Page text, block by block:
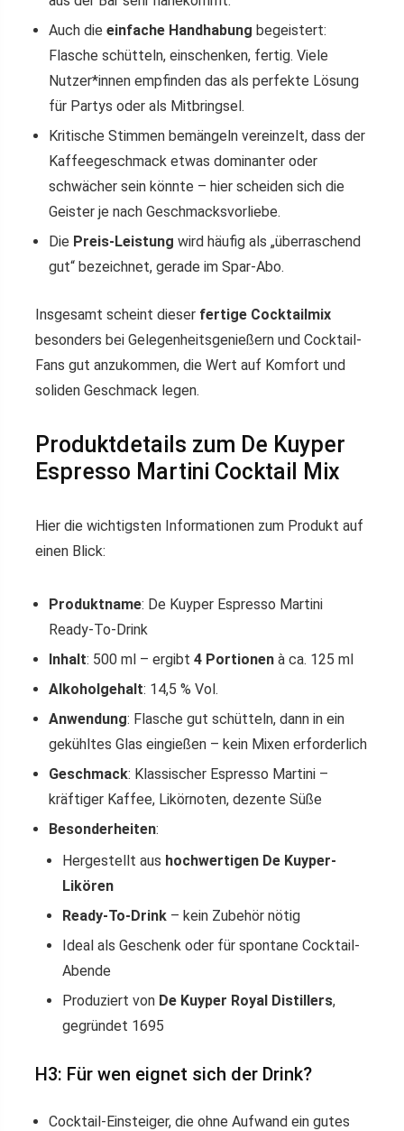
Auch die einfache Handhabung begeistert:
Flasche schütteln, einschenken, fertig. Viele
Nutzer*innen empfinden das als perfekte Lösung
für Partys oder als Mitbringsel.
Kritische Stimmen bemängeln vereinzelt, dass der
Kaffeegeschmack etwas dominanter oder
schwächer sein könnte – hier scheiden sich die
Geister je nach Geschmacksvorliebe.
Die Preis-Leistung wird häufig als „überraschend
gut“ bezeichnet, gerade im Spar-Abo.
Insgesamt scheint dieser fertige Cocktailmix
besonders bei Gelegenheitsgenießern und Cocktail-
Fans gut anzukommen, die Wert auf Komfort und
soliden Geschmack legen.
Produktdetails zum De Kuyper
Espresso Martini Cocktail Mix
Hier die wichtigsten Informationen zum Produkt auf
einen Blick:
Produktname: De Kuyper Espresso Martini
Ready-To-Drink
Inhalt: 500 ml – ergibt 4 Portionen à ca. 125 ml
Alkoholgehalt: 14,5 % Vol.
Anwendung: Flasche gut schütteln, dann in ein
gekühltes Glas eingießen – kein Mixen erforderlich
Geschmack: Klassischer Espresso Martini –
kräftiger Kaffee, Likörnoten, dezente Süße
Besonderheiten:
Hergestellt aus hochwertigen De Kuyper-
Likören
Ready-To-Drink – kein Zubehör nötig
Ideal als Geschenk oder für spontane Cocktail-
Abende
Produziert von De Kuyper Royal Distillers,
gegründet 1695
H3: Für wen eignet sich der Drink?
Cocktail-Einsteiger, die ohne Aufwand ein gutes